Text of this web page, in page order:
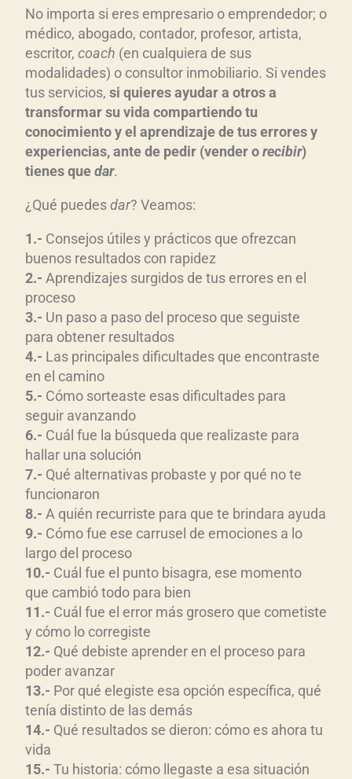
No importa si eres empresario o emprendedor; o
médico, abogado, contador, profesor, artista,
escritor, coach (en cualquiera de sus
modalidades) o consultor inmobiliario. Si vendes
tus servicios, si quieres ayudar a otros a
transformar su vida compartiendo tu
conocimiento y el aprendizaje de tus errores y
experiencias, ante de pedir (vender orecibir)
tienes quedar.
¿Qué puedesdar? Veamos:
1.- Consejos útiles y prácticos que ofrezcan
buenos resultados con rapidez
2.- Aprendizajes surgidos de tus errores en el
proceso
3.- Un paso a paso del proceso que seguiste
para obtener resultados
4.- Las principales dificultades que encontraste
en el camino
5.- Cómo sorteaste esas dificultades para
seguir avanzando
6.- Cuál fue la búsqueda que realizaste para
hallar una solución
7.- Qué alternativas probaste y por qué no te
funcionaron
8.- A quién recurriste para que te brindara ayuda
9.- Cómo fue ese carrusel de emociones a lo
largo del proceso
10.- Cuál fue el punto bisagra, ese momento
que cambió todo para bien
11.- Cuál fue el error más grosero que cometiste
y cómo lo corregiste
12.- Qué debiste aprender en el proceso para
poder avanzar
13.- Por qué elegiste esa opción específica, qué
tenía distinto de las demás
14.- Qué resultados se dieron: cómo es ahora tu
vida
15.- Tu historia: cómo llegaste a esa situación